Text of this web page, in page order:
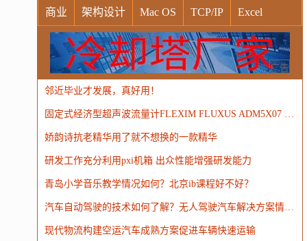
商业 架构设计 Mac OS TCP/IP Excel
Windows Oracle Socket VR Vim
MongoDB 运营 Python MemCache 硬件
电子 娱乐 设计
WordPress HTTP 团建
广告
邻近毕业才发展，真好用！
固定式经济型超声波流量计FLEXIM FLUXUS ADM5X07 经济型超声波流量计
娇韵诗抗老精华用了就不想换的一款精华
研发工作充分利用pxi机箱 出众性能增强研发能力
青岛小学音乐教学情况如何？北京ib课程好不好？
汽车自动驾驶的技术如何了解？无人驾驶汽车解决方案情况如何掌握？
现代物流构建空运汽车成熟方案促进车辆快速运输